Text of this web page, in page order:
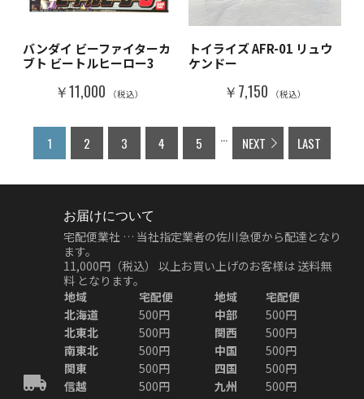
バンダイ ビーファイターカ
ブト ビートルヒーロー3
￥11,000 （税込）
トイライズ AFR-01 リュウ
ケンドー
￥7,150 （税込）
1 2 3 4 5 ... NEXT LAST
お届けについて
宅配便業社 … 当社指定業者の佐川急便から配達となり
ます。
11,000円（税込）
以上お買い上げのお客様は 送料無
料 となります。
地域
宅配便 地域
宅配便
北海道
500円 中部
500円
北東北
500円 関西
500円
南東北
500円 中国
500円
関東
500円 四国
500円
信越
500円 九州
500円